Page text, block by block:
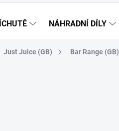
NÁHRADNÍ DÍLY
Just Juice (GB) Bar Range (GB)